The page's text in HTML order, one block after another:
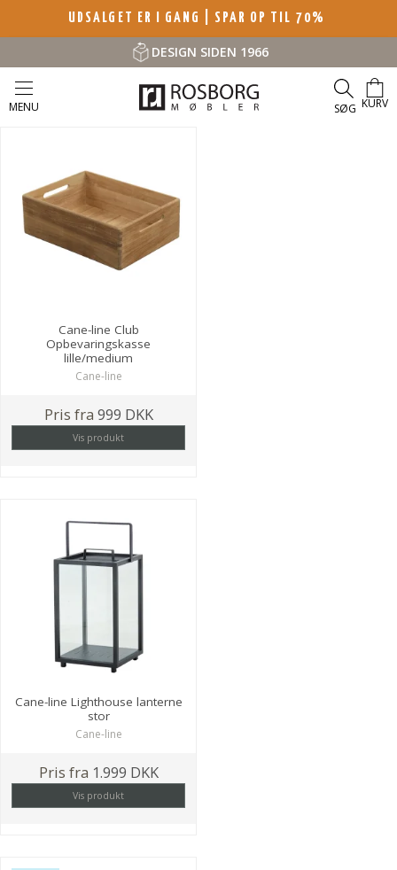
UDSALGET ER I GANG | SPAR OP TIL 70%
DESIGN SIDEN 1966
MENU SØG KURV
Cane-line Club
Opbevaringskasse
lille/medium
Cane-line
Pris fra 999 DKK
Vis produkt
Cane-line Lighthouse lanterne
stor
Cane-line
Pris fra 1.999 DKK
Vis produkt